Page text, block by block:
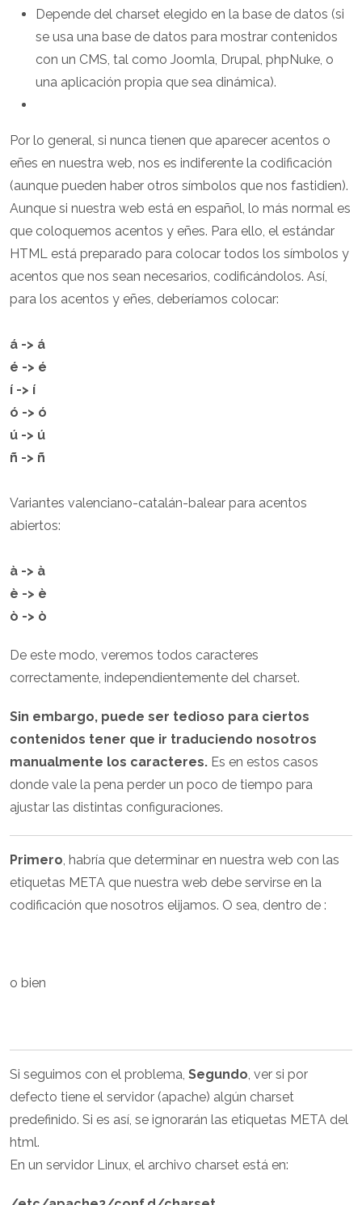
Depende del charset elegido en la base de datos (si
se usa una base de datos para mostrar contenidos
con un CMS, tal como Joomla, Drupal, phpNuke, o
una aplicación propia que sea dinámica).
Por lo general, si nunca tienen que aparecer acentos o
eñes en nuestra web, nos es indiferente la codificación
(aunque pueden haber otros símbolos que nos fastidien).
Aunque si nuestra web está en español, lo más normal es
que coloquemos acentos y eñes. Para ello, el estándar
HTML está preparado para colocar todos los símbolos y
acentos que nos sean necesarios, codificándolos. Así,
para los acentos y eñes, deberíamos colocar:
á -> á
é -> é
í -> í
ó -> ó
ú -> ú
ñ -> ñ
Variantes valenciano-catalán-balear para acentos
abiertos:
à -> à
è -> è
ò -> ò
De este modo, veremos todos caracteres
correctamente, independientemente del charset.
Sin embargo, puede ser tedioso para ciertos
contenidos tener que ir traduciendo nosotros
manualmente los caracteres. Es en estos casos
donde vale la pena perder un poco de tiempo para
ajustar las distintas configuraciones.
Primero, habría que determinar en nuestra web con las
etiquetas META que nuestra web debe servirse en la
codificación que nosotros elijamos. O sea, dentro de :
o bien
Si seguimos con el problema, Segundo, ver si por
defecto tiene el servidor (apache) algún charset
predefinido. Si es así, se ignorarán las etiquetas META del
html.
En un servidor Linux, el archivo charset está en: